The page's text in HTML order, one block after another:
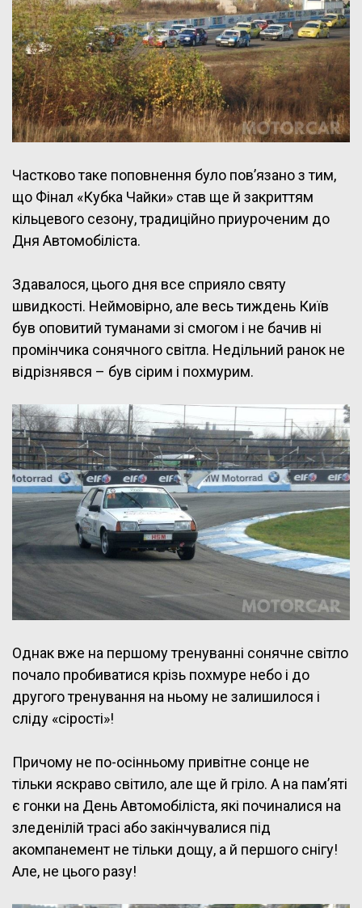
Частково таке поповнення було пов’язано з тим,
що Фінал «Кубка Чайки» став ще й закриттям
кільцевого сезону, традиційно приуроченим до
Дня Автомобіліста.
Здавалося, цього дня все сприяло святу
швидкості. Неймовірно, але весь тиждень Київ
був оповитий туманами зі смогом і не бачив ні
промінчика сонячного світла. Недільний ранок не
відрізнявся – був сірим і похмурим.
Однак вже на першому тренуванні сонячне світло
почало пробиватися крізь похмуре небо і до
другого тренування на ньому не залишилося і
сліду «сірості»!
Причому не по-осінньому привітне сонце не
тільки яскраво світило, але ще й гріло. А на пам’яті
є гонки на День Автомобіліста, які починалися на
зледенілій трасі або закінчувалися під
акомпанемент не тільки дощу, а й першого снігу!
Але, не цього разу!